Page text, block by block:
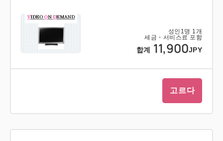
성인 1명 1개
세금・서비스료 포함
합계 11,900JPY
고르다